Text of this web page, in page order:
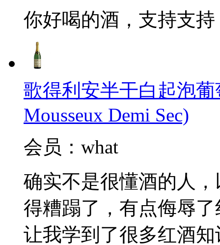
你好喝的酒，支持支持
歌得利安半干白起泡葡
Mousseux Demi Sec)
会员：what
确实不是很懂酒的人
得糟蹋了，有点侮辱
让我学到了很多红酒